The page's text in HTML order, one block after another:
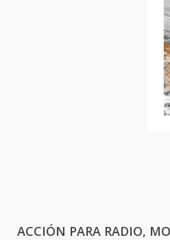
ACCIÓN PARA RADIO,